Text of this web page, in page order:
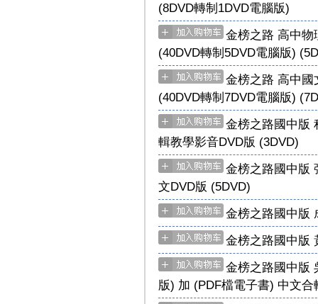
(8DVD轉制1DVD電腦版)
金榜之路 高中物
(40DVD轉制5DVD電腦版)
金榜之路 高中國
(40DVD轉制7DVD電腦版)
金榜之路國中版
輯教學影音DVD版 (3DVD)
金榜之路國中版
文DVD版 (5DVD)
金榜之路國中版
金榜之路國中版
金榜之路國中版
版) 加 (PDF檔電子書) 中文合